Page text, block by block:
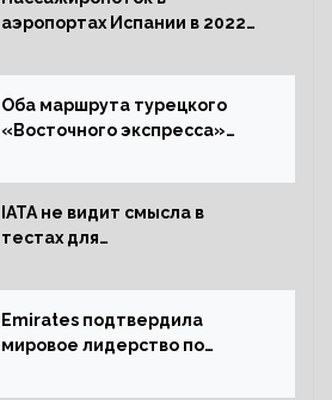
аэропортах Испании в 2022
процентов
Оба маршрута турецкого
«Восточного экспресса»
IATA не видит смысла в
тестах для
Emirates подтвердила
мировое лидерство по